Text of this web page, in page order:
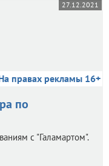
27.12.2021
правах рекламы 16+
по
с "Галамартом".